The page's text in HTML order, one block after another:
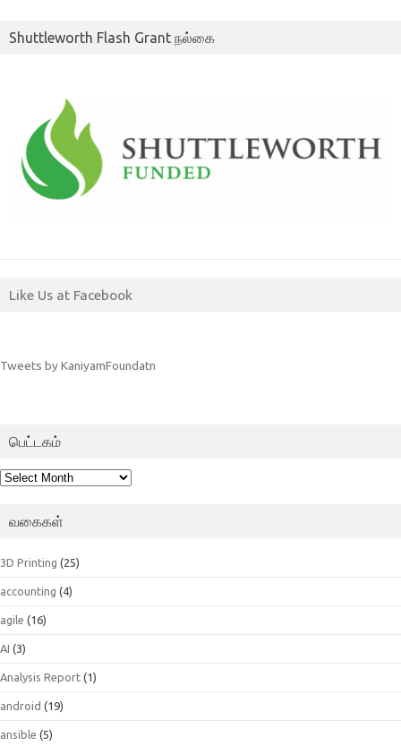
Shuttleworth Flash Grant நல்கை
Like Us at Facebook
Tweets by KaniyamFoundatn
பெட்டகம்
பெட்டகம்
வகைகள்
3D Printing (25)
accounting (4)
agile (16)
AI (3)
Analysis Report (1)
android (19)
ansible (5)